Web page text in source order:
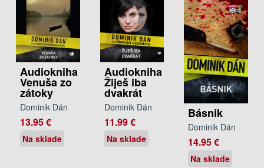
Audiokniha
Venuša zo
zátoky
Dominik Dán
13.95 €
Na sklade
Audiokniha
Žiješ iba
dvakrát
Dominik Dán
11.99 €
Na sklade
Básnik
Dominik Dán
14.95 €
Na sklade